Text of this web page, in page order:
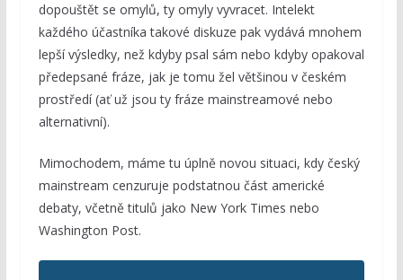
dopouštět se omylů, ty omyly vyvracet. Intelekt
každého účastníka takové diskuze pak vydává mnohem
lepší výsledky, než kdyby psal sám nebo kdyby opakoval
předepsané fráze, jak je tomu žel většinou v českém
prostředí (ať už jsou ty fráze mainstreamové nebo
alternativní).
Mimochodem, máme tu úplně novou situaci, kdy český
mainstream cenzuruje podstatnou část americké
debaty, včetně titulů jako New York Times nebo
Washington Post.